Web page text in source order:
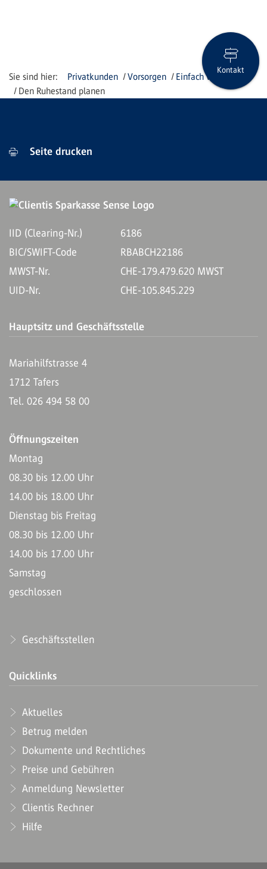
Privatkunden Vorsorgen
Einfach vorsorgen
Den Ruhestand planen
Kontakt
Seite drucken
IID (Clearing-Nr.)
6186
BIC/SWIFT-Code
RBABCH22186
MWST-Nr.
CHE-179.479.620 MWST
UID-Nr.
CHE-105.845.229
Hauptsitz und Geschäftsstelle
Mariahilfstrasse 4
1712 Tafers
Tel. 026 494 58 00
Öffnungszeiten
Montag
08.30 bis 12.00 Uhr
14.00 bis 18.00 Uhr
Dienstag bis Freitag
08.30 bis 12.00 Uhr
14.00 bis 17.00 Uhr
Samstag
geschlossen
Geschäftsstellen
Quicklinks
Aktuelles
Betrug melden
Dokumente und Rechtliches
Preise und Gebühren
Anmeldung Newsletter
Clientis Rechner
Hilfe